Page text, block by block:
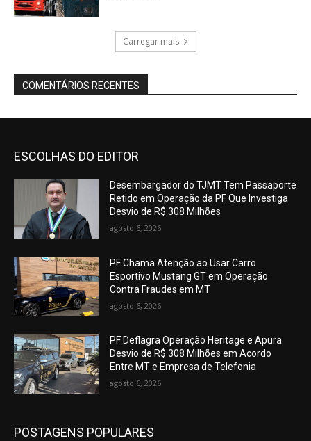
Carregar mais
COMENTÁRIOS RECENTES
ESCOLHAS DO EDITOR
Desembargador do TJMT Tem Passaporte
Retido em Operação da PF Que Investiga
Desvio de R$ 308 Milhões
agosto 6, 2026
PF Chama Atenção ao Usar Carro
Esportivo Mustang GT em Operação
Contra Fraudes em MT
agosto 6, 2026
PF Deflagra Operação Heritage e Apura
Desvio de R$ 308 Milhões em Acordo
Entre MT e Empresa de Telefonia
agosto 6, 2026
POSTAGENS POPULARES